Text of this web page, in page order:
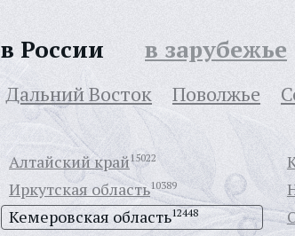
в России в зарубежье
Дальний Восток Поволжье
Алтайский край15022
Иркутская область10389
Кемеровская область12448